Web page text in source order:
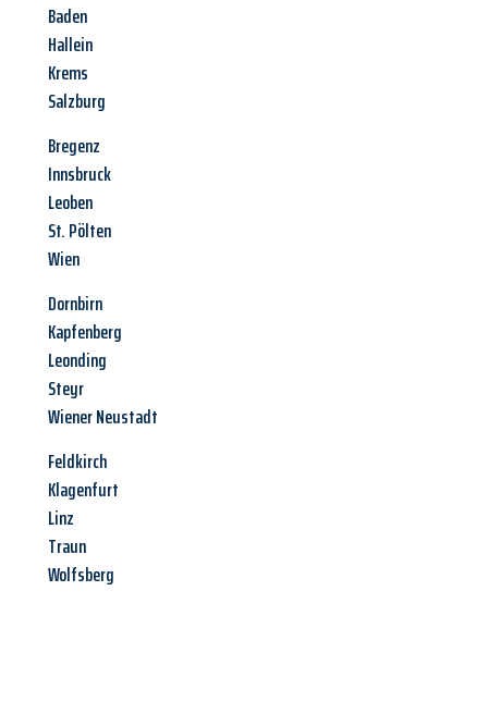
Baden
Hallein
Krems
Salzburg
Bregenz
Innsbruck
Leoben
St. Pölten
Wien
Dornbirn
Kapfenberg
Leonding
Steyr
Wiener Neustadt
Feldkirch
Klagenfurt
Linz
Traun
Wolfsberg